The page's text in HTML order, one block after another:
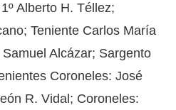
Alberto H. Téllez;
Teniente Carlos María
Alcázar; Sargento
Coroneles: José
R. Vidal; Coroneles: